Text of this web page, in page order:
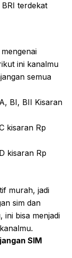
terdekat
ini kanalmu
semua
BI, BII Kisaran
kisaran Rp
kisaran Rp
murah, jadi
sim dan
ini bisa menjadi
SIM